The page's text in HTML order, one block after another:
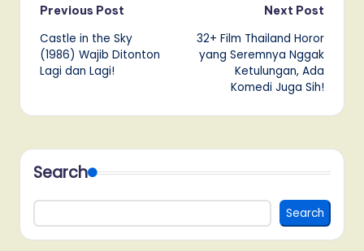
Post
navigation
Previous Post
Castle in the Sky
(1986) Wajib Ditonton
Lagi dan Lagi!
Next Post
32+ Film Thailand Horor
yang Seremnya Nggak
Ketulungan, Ada
Komedi Juga Sih!
Search
Search